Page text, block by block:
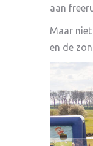
aan
Maar
en de